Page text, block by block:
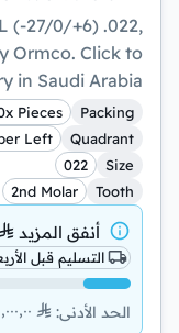
(-27/0/+6) .022,
Ormco. Click to
in Saudi Arabia
Packing
Pieces
Quadrant
Left
Size
022
Tooth
2nd Molar
أنفق المزيد
التسليم قبل الأربعاء، 12
الحد الأدنى: